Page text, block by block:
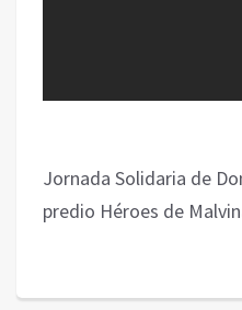
Jornada Solidaria de
predio Héroes de